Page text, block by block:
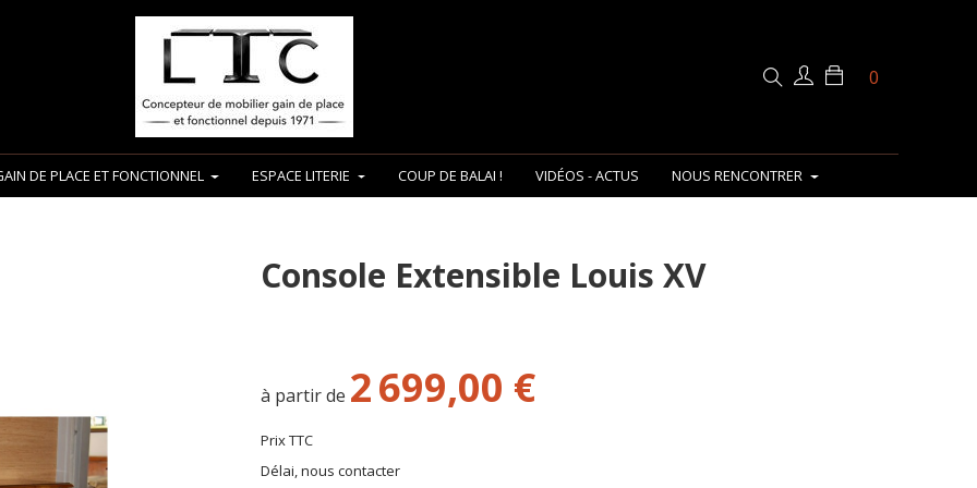
0
DE PLACE ET FONCTIONNEL ESPACE LITERIE COUP DE BALAI ! VIDÉOS - ACTUS NOUS RENCONTRER
Console Extensible Louis XV
à partir de 2 699,00 €
Prix TTC
Délai, nous contacter